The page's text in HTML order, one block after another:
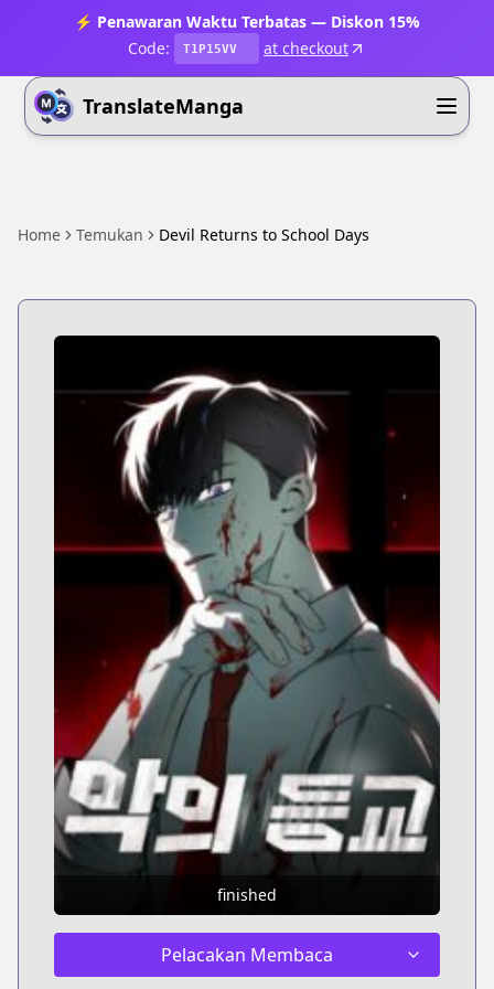
⚡ Penawaran Waktu Terbatas — Diskon 15%
Code:
T1P15VV at checkout
TranslateManga
Home Temukan Devil Returns to School Days
finished
Pelacakan Membaca